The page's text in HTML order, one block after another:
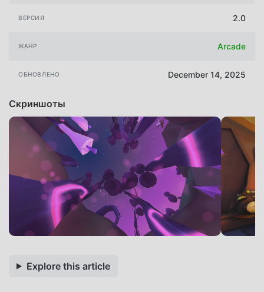
ВЕРСИЯ 2.0
ЖАНР Arcade
ОБНОВЛЕНО December 14, 2025
Скриншоты
Explore this article